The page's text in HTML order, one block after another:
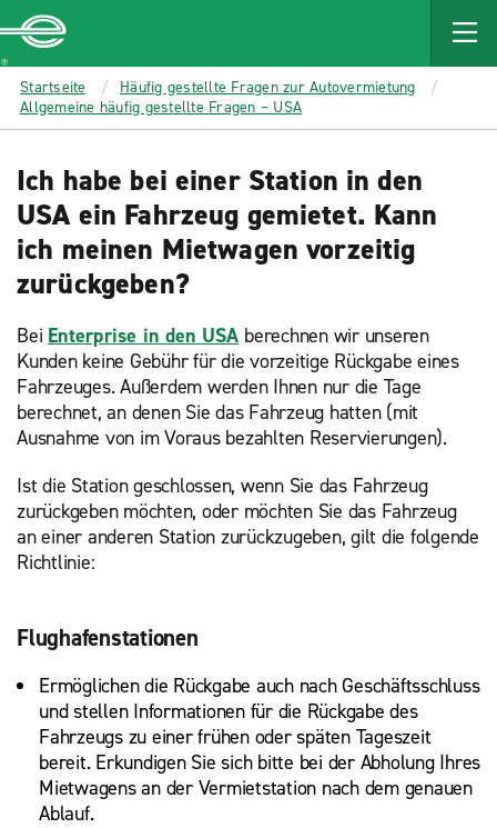
MAIN
CONTENT
Enterprise
Startseite
Häufig gestellte Fragen zur Autovermietung
Allgemeine häufig gestellte Fragen – USA
Ich habe bei einer Station in den
USA ein Fahrzeug gemietet. Kann
ich meinen Mietwagen vorzeitig
zurückgeben?
Bei Enterprise in den USA berechnen wir unseren
Kunden keine Gebühr für die vorzeitige Rückgabe eines
Fahrzeuges. Außerdem werden Ihnen nur die Tage
berechnet, an denen Sie das Fahrzeug hatten (mit
Ausnahme von im Voraus bezahlten Reservierungen).
Ist die Station geschlossen, wenn Sie das Fahrzeug
zurückgeben möchten, oder möchten Sie das Fahrzeug
an einer anderen Station zurückzugeben, gilt die folgende
Richtlinie:
Flughafenstationen
Ermöglichen die Rückgabe auch nach Geschäftsschluss
und stellen Informationen für die Rückgabe des
Fahrzeugs zu einer frühen oder späten Tageszeit
bereit. Erkundigen Sie sich bitte bei der Abholung Ihres
Mietwagens an der Vermietstation nach dem genauen
Ablauf.